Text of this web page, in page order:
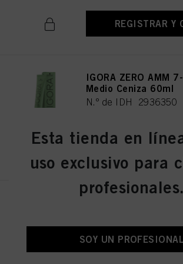
REGISTRAR Y
IGORA ZERO AMM
Medio Ceniza 60ml
N.º de IDH 2936350
N.º de IDH 2936356
Esta tienda en
uso exclusivo para
profesionales.
SOY UN PROFESIONAL